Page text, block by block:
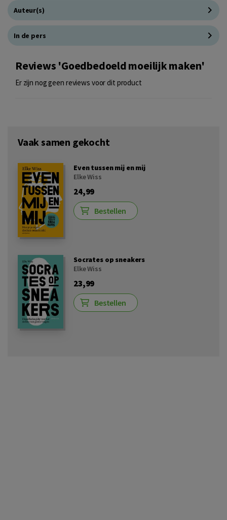
Auteur(s)
In de pers
Reviews 'Goedbedoeld moeilijk maken'
Er zijn nog geen reviews voor dit product
Vaak samen gekocht
Even tussen mij en mij
Elke Wiss
24,99
Bestellen
Socrates op sneakers
Elke Wiss
23,99
Bestellen